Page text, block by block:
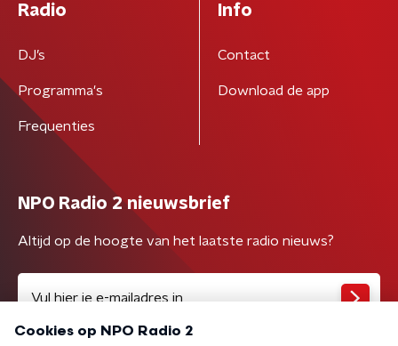
Radio
DJ’s
Programma's
Frequenties
Info
Contact
Download de app
NPO Radio 2 nieuwsbrief
Altijd op de hoogte van het laatste radio nieuws?